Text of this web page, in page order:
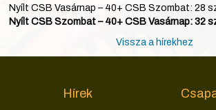
Nyílt CSB Vasárnap – 40+ CSB Szombat: 28
Nyílt CSB Szombat – 40+ CSB Vasárnap: 32
Vissza a hírekhez
Hírek